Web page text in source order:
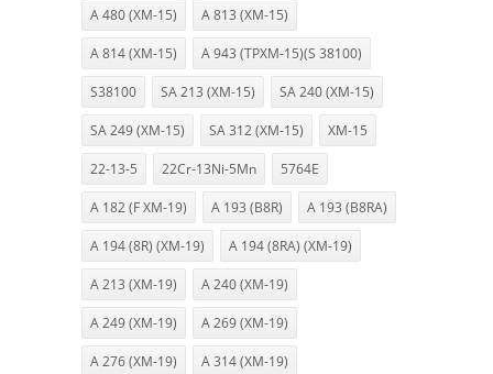
A 480 (XM-15) A 813 (XM-15)
A 814 (XM-15) A 943 (TPXM-15)(S 38100)
S38100 SA 213 (XM-15) SA 240 (XM-15)
SA 249 (XM-15) SA 312 (XM-15) XM-15
22-13-5 22Cr-13Ni-5Mn 5764E
A 182 (F XM-19) A 193 (B8R) A 193 (B8RA)
A 194 (8R) (XM-19) A 194 (8RA) (XM-19)
A 213 (XM-19) A 240 (XM-19)
A 249 (XM-19) A 269 (XM-19)
A 276 (XM-19) A 314 (XM-19)